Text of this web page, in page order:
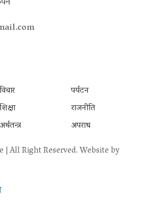
विचार
शिक्षा
अर्थतन्त्र
पर्यटन
राजनीति
अपराध
| All Right Reserved. Website by